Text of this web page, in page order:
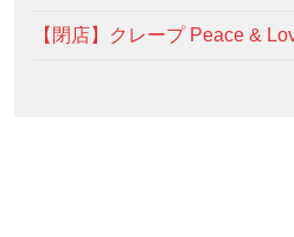
【閉店】クレープ Peace &